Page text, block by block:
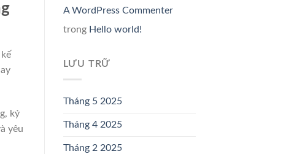
kỷ
yêu
A WordPress Commenter
trong Hello world!
LƯU TRỮ
Tháng 5 2025
Tháng 4 2025
Tháng 2 2025